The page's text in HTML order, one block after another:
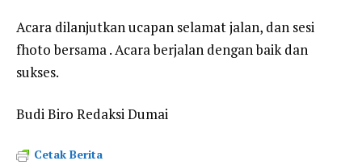
Acara dilanjutkan ucapan selamat jalan, dan sesi
fhoto bersama . Acara berjalan dengan baik dan
sukses.
Budi Biro Redaksi Dumai
Cetak Berita